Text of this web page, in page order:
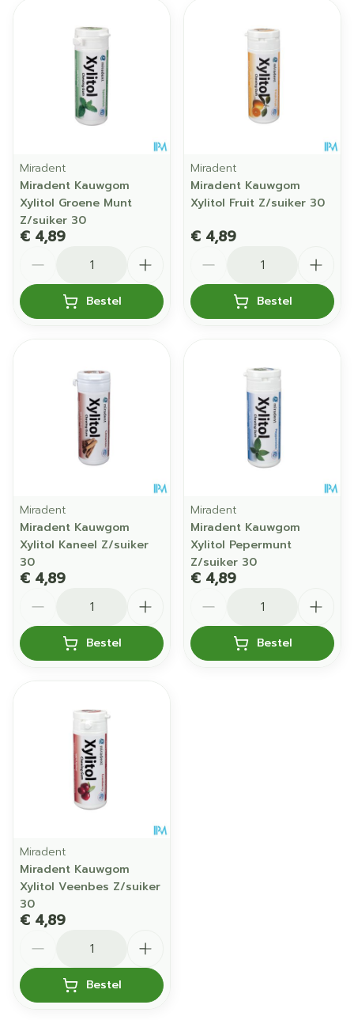
Miradent
Miradent Kauwgom
Xylitol Groene Munt
Z/suiker 30
€ 4,89
Bestel
Miradent
Miradent Kauwgom
Xylitol Fruit Z/suiker 30
€ 4,89
Bestel
Miradent
Miradent Kauwgom
Xylitol Kaneel Z/suiker
30
€ 4,89
Bestel
Miradent
Miradent Kauwgom
Xylitol Pepermunt
Z/suiker 30
€ 4,89
Bestel
Miradent
Miradent Kauwgom
Xylitol Veenbes Z/suiker
30
€ 4,89
Bestel